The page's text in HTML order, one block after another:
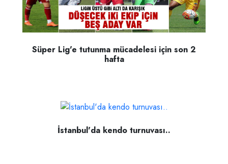
Süper Lig'e tutunma mücadelesi için son 2
hafta
İstanbul'da kendo turnuvası..